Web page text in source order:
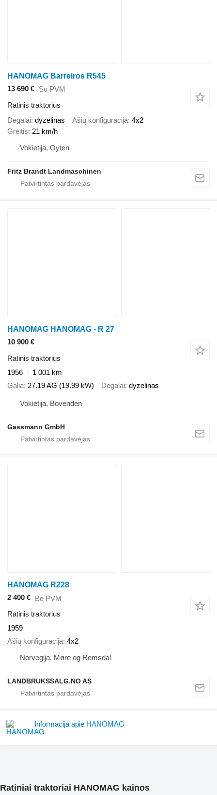
HANOMAG Barreiros R545
13 690 € Su PVM
Ratinis traktorius
Degalai dyzelinas Ašių konfigūracija 4x2
Greitis 21 km/h
Vokietija, Oyten
Fritz Brandt Landmaschinen
HANOMAG HANOMAG - R 27
10 900 €
Ratinis traktorius
1956
1 001 km
Galia 27.19 AG (19.99 kW) Degalai dyzelinas
Vokietija, Bovenden
Gassmann GmbH
HANOMAG R228
2 400 € Be PVM
Ratinis traktorius
1959
Ašių konfigūracija 4x2
Norvegija, Møre og Romsdal
LANDBRUKSSALG.NO AS
Informacija apie HANOMAG
Ratiniai traktoriai HANOMAG kainos